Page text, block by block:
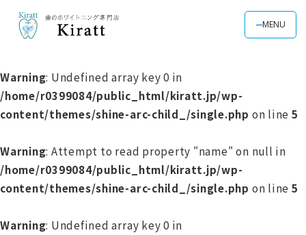
MENU
Warning: Undefined array key 0 in
/home/r0399084/public_html/kiratt.jp/wp-
content/themes/shine-arc-child_/single.php on line 5
Warning: Attempt to read property "name" on null in
/home/r0399084/public_html/kiratt.jp/wp-
content/themes/shine-arc-child_/single.php on line 5
Warning: Undefined array key 0 in